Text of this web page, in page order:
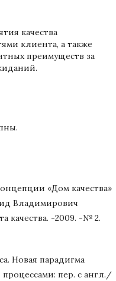
качества
клиента, а также
преимуществ за
«Дом качества»
Владимирович
качества. -2009. -№ 2.
Новая парадигма
пер. с англ./